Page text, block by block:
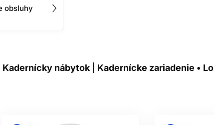
obsluhy
Kadernícky nábytok | Kadernícke zariadenie •